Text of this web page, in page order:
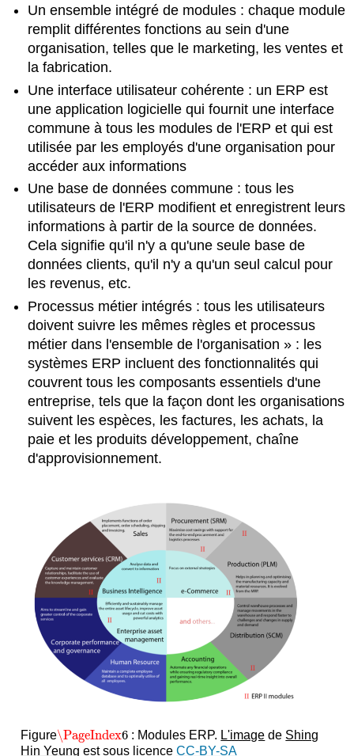
Un ensemble intégré de modules : chaque module
remplit différentes fonctions au sein d'une
organisation, telles que le marketing, les ventes et
la fabrication.
Une interface utilisateur cohérente : un ERP est
une application logicielle qui fournit une interface
commune à tous les modules de l'ERP et qui est
utilisée par les employés d'une organisation pour
accéder aux informations
Une base de données commune : tous les
utilisateurs de l'ERP modifient et enregistrent leurs
informations à partir de la source de données.
Cela signifie qu'il n'y a qu'une seule base de
données clients, qu'il n'y a qu'un seul calcul pour
les revenus, etc.
Processus métier intégrés : tous les utilisateurs
doivent suivre les mêmes règles et processus
métier dans l'ensemble de l'organisation » : les
systèmes ERP incluent des fonctionnalités qui
couvrent tous les composants essentiels d'une
entreprise, tels que la façon dont les organisations
suivent les espèces, les factures, les achats, la
paie et les produits développement, chaîne
d'approvisionnement.
Figure\PageIndex6
\PageIndex6 : Modules ERP. L'image de Shing
Hin Yeung est sous licence CC-BY-SA